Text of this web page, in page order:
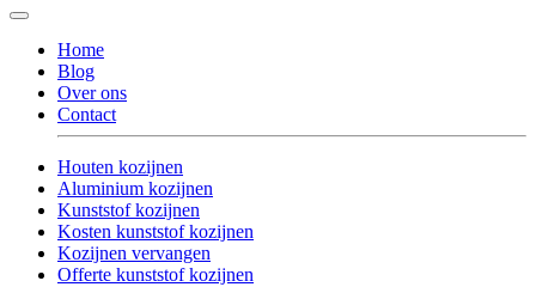
Home
Blog
Over ons
Contact
Houten kozijnen
Aluminium kozijnen
Kunststof kozijnen
Kosten kunststof kozijnen
Kozijnen vervangen
Offerte kunststof kozijnen